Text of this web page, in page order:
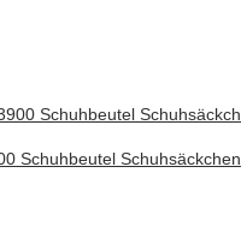
Schuhbeutel Schuhsäckchen